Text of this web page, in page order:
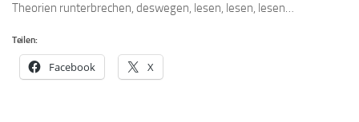
Theorien runterbrechen, deswegen, lesen, lesen, lesen…
Teilen:
Facebook X